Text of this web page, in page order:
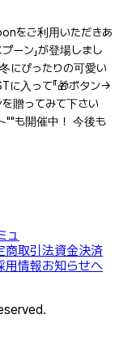
をご利用いただきあ
ーン」が登場しまし
にぴったりの可愛い
に入って『🎁ボタン→
贈ってみて下さい
""も開催中！ 今後も
ュ
商取引法資金決済
用情報お知らせヘ